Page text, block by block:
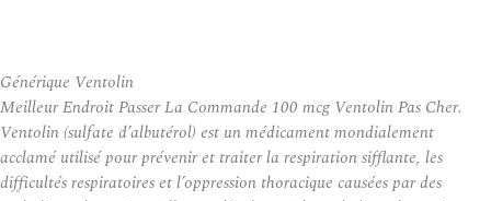
Générique Ventolin
Meilleur Endroit Passer La Commande 100 mcg Ventolin Pas Cher.
Ventolin (sulfate d’albutérol) est un médicament mondialement
acclamé utilisé pour prévenir et traiter la respiration sifflante, les
difficultés respiratoires et l’oppression thoracique causées par des